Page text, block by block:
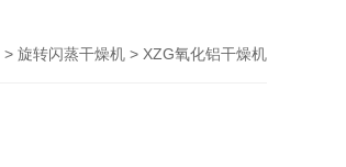
> 旋转闪蒸干燥机 > XZG氧化铝干燥机